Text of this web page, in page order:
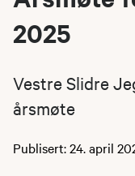
2025
Vestre Slidre
årsmøte
Publisert: 24. april